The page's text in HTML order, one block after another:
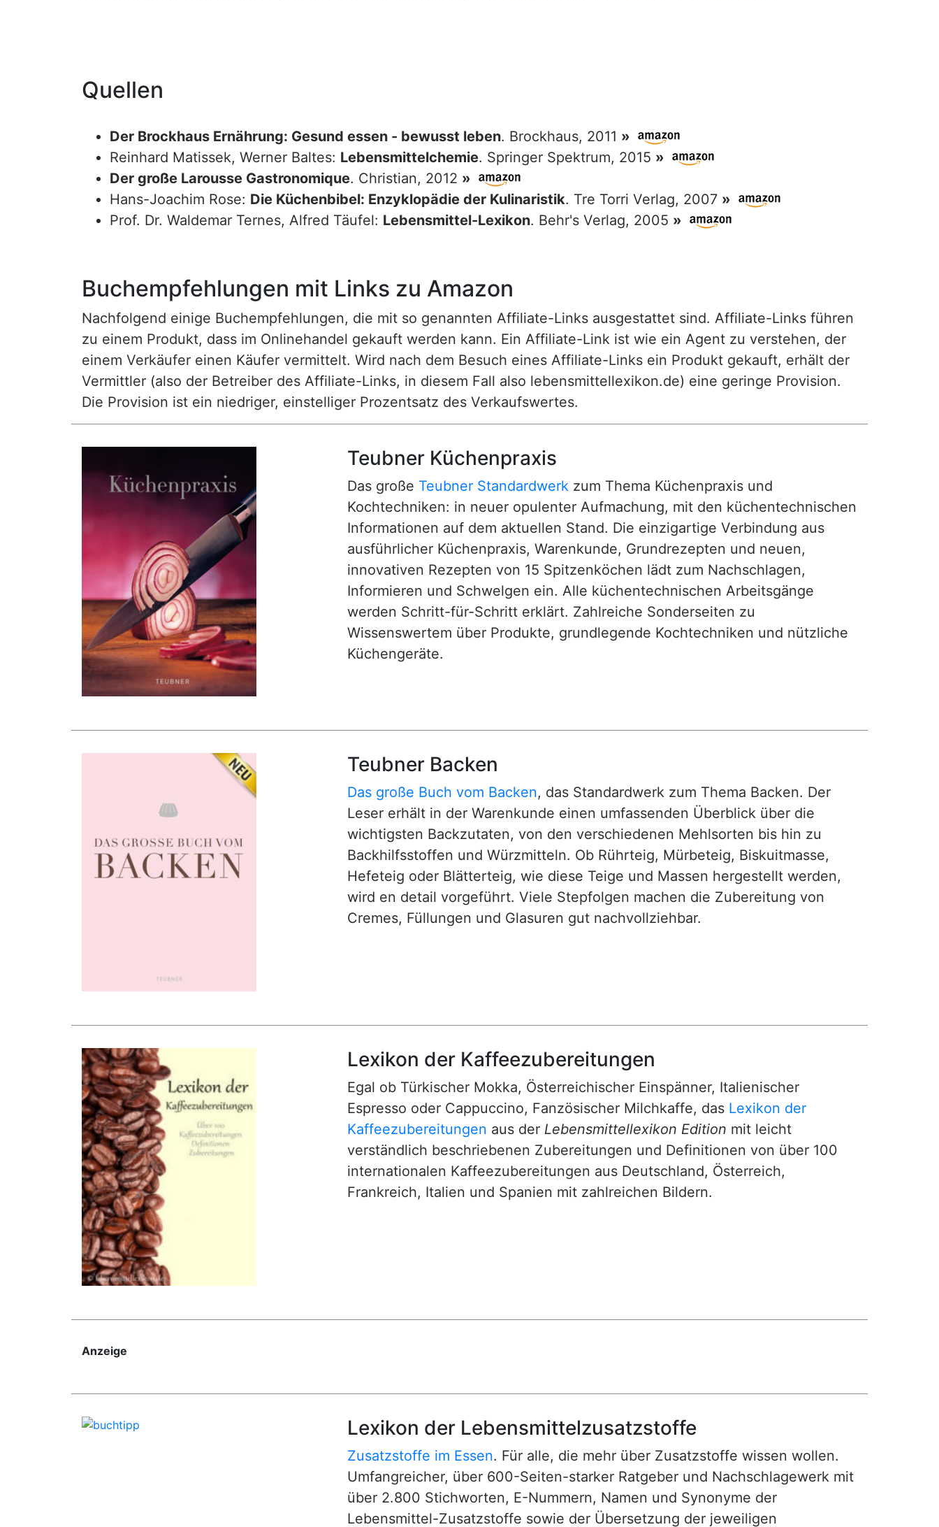
Quellen
Der Brockhaus Ernährung: Gesund essen - bewusst leben. Brockhaus, 2011 »
Reinhard Matissek, Werner Baltes: Lebensmittelchemie. Springer Spektrum, 2015 »
Der große Larousse Gastronomique. Christian, 2012 »
Hans-Joachim Rose: Die Küchenbibel: Enzyklopädie der Kulinaristik. Tre Torri Verlag, 2007 »
Prof. Dr. Waldemar Ternes, Alfred Täufel: Lebensmittel-Lexikon. Behr's Verlag, 2005 »
Buchempfehlungen mit Links zu Amazon
Nachfolgend einige Buchempfehlungen, die mit so genannten Affiliate-Links ausgestattet sind. Affiliate-Links führen
zu einem Produkt, dass im Onlinehandel gekauft werden kann. Ein Affiliate-Link ist wie ein Agent zu verstehen, der
einem Verkäufer einen Käufer vermittelt. Wird nach dem Besuch eines Affiliate-Links ein Produkt gekauft, erhält der
Vermittler (also der Betreiber des Affiliate-Links, in diesem Fall also lebensmittellexikon.de) eine geringe Provision.
Die Provision ist ein niedriger, einstelliger Prozentsatz des Verkaufswertes.
Teubner Küchenpraxis
Das große Teubner Standardwerk zum Thema Küchenpraxis und
Kochtechniken: in neuer opulenter Aufmachung, mit den küchentechnischen
Informationen auf dem aktuellen Stand. Die einzigartige Verbindung aus
ausführlicher Küchenpraxis, Warenkunde, Grundrezepten und neuen,
innovativen Rezepten von 15 Spitzenköchen lädt zum Nachschlagen,
Informieren und Schwelgen ein. Alle küchentechnischen Arbeitsgänge
werden Schritt-für-Schritt erklärt. Zahlreiche Sonderseiten zu
Wissenswertem über Produkte, grundlegende Kochtechniken und nützliche
Küchengeräte.
Teubner Backen
Das große Buch vom Backen, das Standardwerk zum Thema Backen. Der
Leser erhält in der Warenkunde einen umfassenden Überblick über die
wichtigsten Backzutaten, von den verschiedenen Mehlsorten bis hin zu
Backhilfsstoffen und Würzmitteln. Ob Rührteig, Mürbeteig, Biskuitmasse,
Hefeteig oder Blätterteig, wie diese Teige und Massen hergestellt werden,
wird en detail vorgeführt. Viele Stepfolgen machen die Zubereitung von
Cremes, Füllungen und Glasuren gut nachvollziehbar.
Lexikon der Kaffeezubereitungen
Egal ob Türkischer Mokka, Österreichischer Einspänner, Italienischer
Espresso oder Cappuccino, Fanzösischer Milchkaffe, das Lexikon der
Kaffeezubereitungen aus der Lebensmittellexikon Edition mit leicht
verständlich beschriebenen Zubereitungen und Definitionen von über 100
internationalen Kaffeezubereitungen aus Deutschland, Österreich,
Frankreich, Italien und Spanien mit zahlreichen Bildern.
Anzeige
Lexikon der Lebensmittelzusatzstoffe
Zusatzstoffe im Essen. Für alle, die mehr über Zusatzstoffe wissen wollen.
Umfangreicher, über 600-Seiten-starker Ratgeber und Nachschlagewerk mit
über 2.800 Stichworten, E-Nummern, Namen und Synonyme der
Lebensmittel-Zusatzstoffe sowie der Übersetzung der jeweiligen